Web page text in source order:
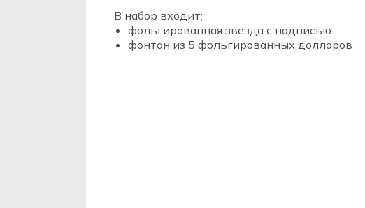
В набор входит:
фольгированная звезда с надписью
фонтан из 5 фольгированных долларов